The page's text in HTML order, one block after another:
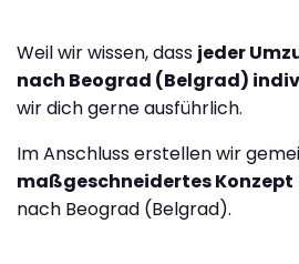
Weil wir wissen, dass jeder
nach Beograd (Belgrad)
wir dich gerne ausführlich.
Im Anschluss erstellen wir
maßgeschneidertes Konzept
nach Beograd (Belgrad).